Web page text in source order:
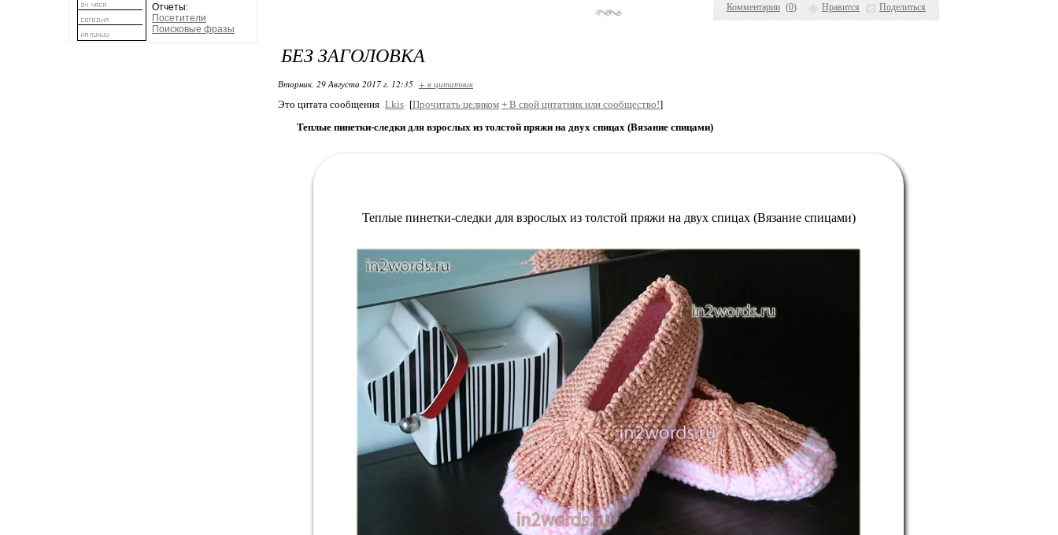
Отчеты:
Посетители
Поисковые фразы
Комментарии (0) Нравится Поделиться
БЕЗ ЗАГОЛОВКА
Вторник, 29 Августа 2017 г. 12:35 + в цитатник
Это цитата сообщения Lkis [Прочитать целиком + В свой цитатник или сообщество!]
Теплые пинетки-следки для взрослых из толстой пряжи на двух спицах (Вязание спицами)
Теплые пинетки-следки для взрослых из толстой пряжи на двух спицах (Вязание спицами)